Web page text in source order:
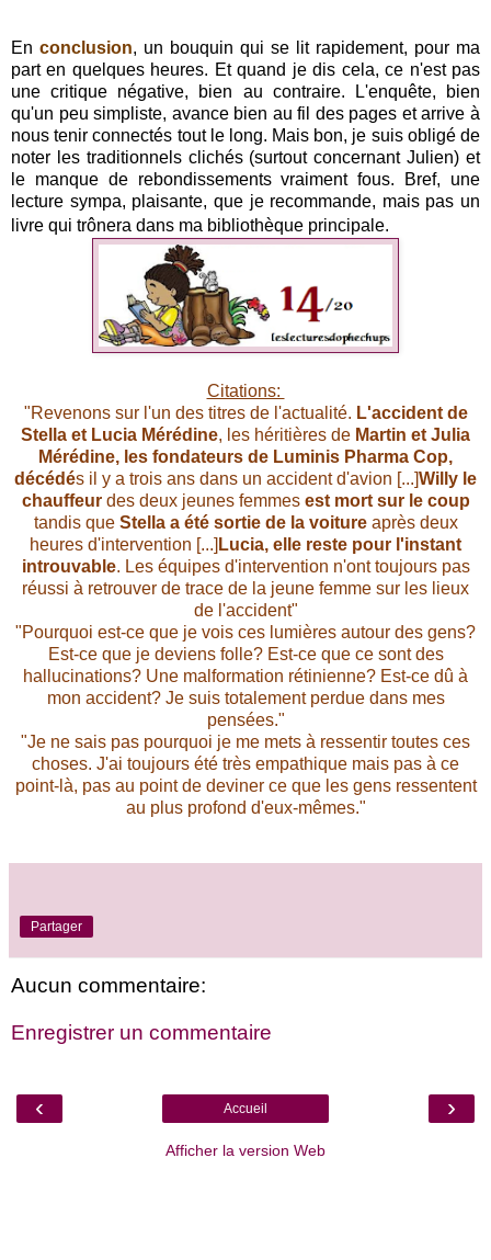
En conclusion, un bouquin qui se lit rapidement, pour ma
part en quelques heures. Et quand je dis cela, ce n'est pas
une critique négative, bien au contraire. L'enquête, bien
qu'un peu simpliste, avance bien au fil des pages et arrive à
nous tenir connectés tout le long. Mais bon, je suis obligé de
noter les traditionnels clichés (surtout concernant Julien) et
le manque de rebondissements vraiment fous. Bref, une
lecture sympa, plaisante, que je recommande, mais pas un
livre qui trônera dans ma bibliothèque principale.
Citations:
"Revenons sur l'un des titres de l'actualité. L'accident de
Stella et Lucia Mérédine, les héritières de Martin et Julia
Mérédine, les fondateurs de Luminis Pharma Cop,
décédés il y a trois ans dans un accident d'avion [...]Willy le
chauffeurdes deux jeunes femmes est mort sur le coup
tandis que Stella a été sortie de la voitureaprès deux
heures d'intervention [...] Lucia, elle reste pour l'instant
introuvable. Les équipes d'intervention n'ont toujours pas
réussi à retrouver de trace de la jeune femme sur les lieux
de l'accident"
"Pourquoi est-ce que je vois ces lumières autour des gens?
Est-ce que je deviens folle? Est-ce que ce sont des
hallucinations? Une malformation rétinienne? Est-ce dû à
mon accident? Je suis totalement perdue dans mes
pensées."
"Je ne sais pas pourquoi je me mets à ressentir toutes ces
choses. J'ai toujours été très empathique mais pas à ce
point-là, pas au point de deviner ce que les gens ressentent
au plus profond d'eux-mêmes."
Partager
Aucun commentaire:
Enregistrer un commentaire
‹ ›
Accueil
Afficher la version Web